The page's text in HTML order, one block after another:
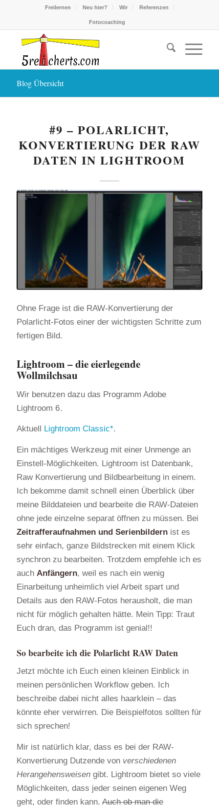
Freilernen Neu hier? Wir Referenzen
Fotocoaching
Blog Übersicht
#9 – POLARLICHT,
KONVERTIERUNG DER RAW
DATEN IN LIGHTROOM
Ohne Frage ist die RAW-Konvertierung der
Polarlicht-Fotos einer der wichtigsten Schritte zum
fertigen Bild.
Lightroom – die eierlegende
Wollmilchsau
Wir benutzen dazu das Programm Adobe
Lightroom 6.
Aktuell Lightroom Classic .
Ein mächtiges Werkzeug mit einer Unmenge an
Einstell-Möglichkeiten. Lightroom ist Datenbank,
Raw Konvertierung und Bildbearbeitung in einem.
Ich bekomme damit schnell einen Überblick über
meine Bilddateien und bearbeite die RAW-Dateien
ohne jede einzelne separat öffnen zu müssen. Bei
Zeitrafferaufnahmen und Serienbildernist es
sehr einfach, ganze Bildstrecken mit einem Klick
synchron zu bearbeiten. Trotzdem empfehle ich es
auch Anfängern, weil es nach ein wenig
Einarbeitung unheimlich viel Arbeit spart und
Details aus den RAW-Fotos herausholt, die man
nicht für möglich gehalten hätte. Mein Tipp: Traut
Euch dran, das Programm ist genial!!
So bearbeite ich die Polarlicht RAW Daten
Jetzt möchte ich Euch einen kleinen Einblick in
meinen persönlichen Workflow geben. Ich
beschreibe dabei nicht alles haarklein – das
könnte eher verwirren. Die Beispielfotos sollten für
sich sprechen!
Mir ist natürlich klar, dass es bei der RAW-
Konvertierung Dutzende von verschiedenen
Herangehensweisengibt. Lightroom bietet so viele
Möglichkeiten, dass jeder seinen eigenen Weg
geht, oder finden kann.Auch ob man die